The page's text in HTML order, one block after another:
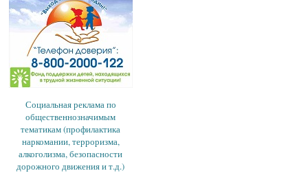
Социальная реклама по
общественнозначимым
тематикам (профилактика
наркомании, терроризма,
алкоголизма, безопасности
дорожного движения и т.д.)